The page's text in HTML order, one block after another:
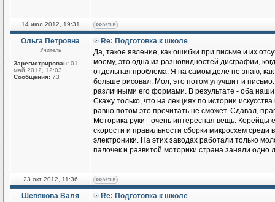
14 июл 2012, 19:31
Ольга Петровна
Учитель
Зарегистрирован: 01
май 2012, 12:03
Сообщения: 73
Re: Подготовка к школе
Да, такое явление, как ошибки при письме и их
моему, это одна из разновидностей дисграфии,
отдельная проблема. Я на самом деле не знаю,
больше рисовал. Мол, это потом улучшит и
различными его формами. В результате - оба
Скажу только, что на лекциях по истории
равно потом это прочитать не сможет. Сдавал,
Моторика руки - очень интересная вещь. Корейцы
скорости и правильности сборки микросхем
электроники. На этих заводах работали только
палочек и развитой моторики страна заняли
23 окт 2012, 11:36
Шевякова Валя
Re: Подготовка к школе